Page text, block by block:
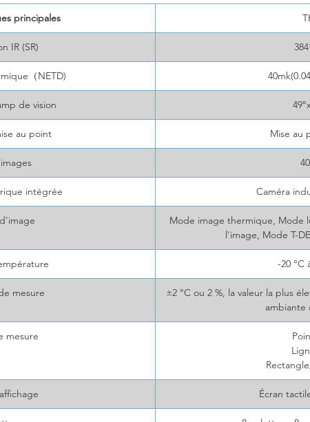
le
des
principales
IR (SR)
（NETD)
de vision
au point Mise au
intégrée Caméra
Mode image thermique, Mode
l'image, Mode T-
-20 °C
mesure
±2 °C ou 2 %, la valeur la plus
ambiante
mesure
Écran